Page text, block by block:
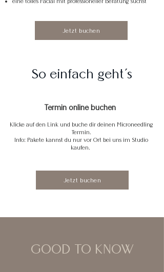
Jetzt buchen
So einfach geht´s
Termin online buchen
​Klicke auf den Link und buche dir deinen Microneedling
Termin.
Info: Pakete kannst du nur vor Ort bei uns im Studio
kaufen.
Jetzt buchen
GOOD TO KNOW